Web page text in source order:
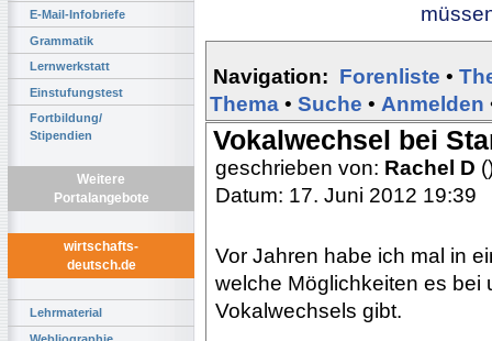
E-Mail-Infobriefe
Grammatik
Lernwerkstatt
Einstufungstest
Fortbildung/
Stipendien
Weitere
Portalangebote
wirtschafts-
deutsch.de
Lehrmaterial
Navigation: Forenliste •
Thema • Suche • Anmelden
Vokalwechsel bei
geschrieben von: Rachel D
Datum: 17. Juni 2012 19:39
Vor Jahren habe ich mal in
welche Möglichkeiten es bei
Vokalwechsels gibt.